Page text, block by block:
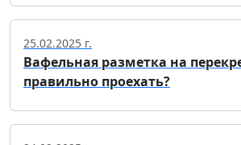
25.02.2025 г.
Вафельная разметка на
правильно проехать?